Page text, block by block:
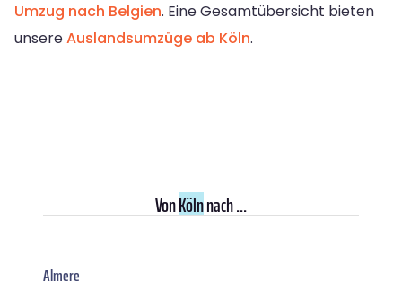
Umzug nach Belgien. Eine Gesamtübersicht bieten
unsereAuslandsumzüge ab Köln.
VonKölnnach ...
Almere